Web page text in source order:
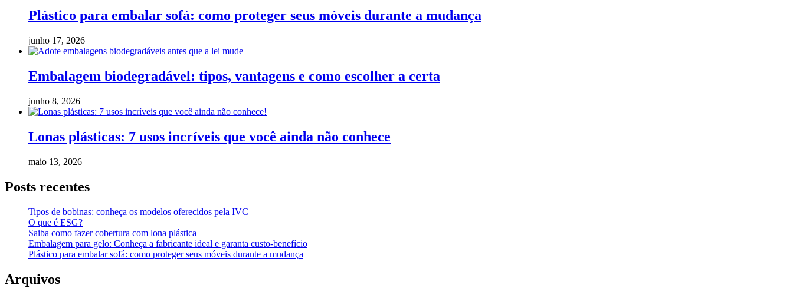
Plástico para embalar sofá: como proteger seus móveis durante a mudança
junho 17, 2026
Embalagem biodegradável: tipos, vantagens e como escolher a certa
junho 8, 2026
Lonas plásticas: 7 usos incríveis que você ainda não conhece
maio 13, 2026
Posts recentes
Tipos de bobinas: conheça os modelos oferecidos pela IVC
O que é ESG?
Saiba como fazer cobertura com lona plástica
Embalagem para gelo: Conheça a fabricante ideal e garanta custo-benefício
Plástico para embalar sofá: como proteger seus móveis durante a mudança
Arquivos